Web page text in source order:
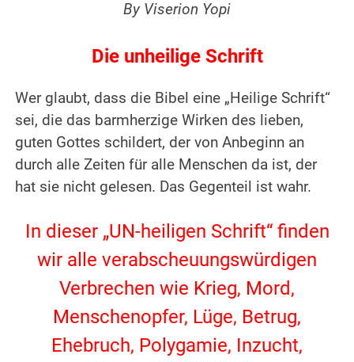
By Viserion Yopi
Die unheilige Schrift
Wer glaubt, dass die Bibel eine „Heilige Schrift“
sei, die das barmherzige Wirken des lieben,
guten Gottes schildert, der von Anbeginn an
durch alle Zeiten für alle Menschen da ist, der
hat sie nicht gelesen. Das Gegenteil ist wahr.
In dieser „UN-heiligen Schrift“ finden
wir alle verabscheuungswürdigen
Verbrechen wie Krieg, Mord,
Menschenopfer, Lüge, Betrug,
Ehebruch, Polygamie, Inzucht,